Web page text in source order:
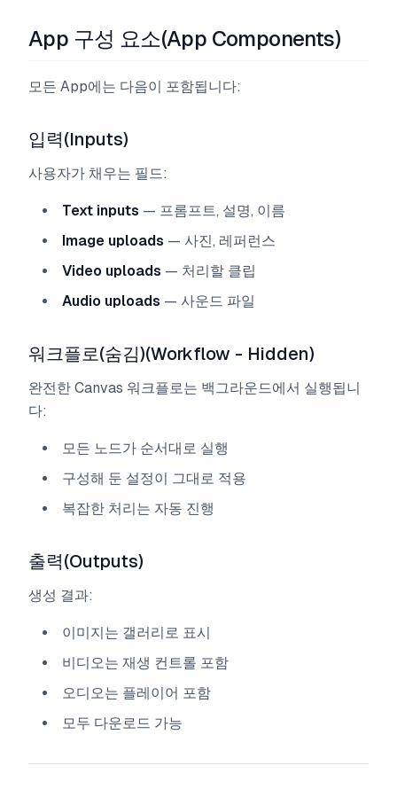
App 구성 요소(App Components)
모든 App에는 다음이 포함됩니다:
입력(Inputs)
사용자가 채우는 필드:
Text inputs — 프롬프트, 설명, 이름
Image uploads — 사진, 레퍼런스
Video uploads — 처리할 클립
Audio uploads — 사운드 파일
워크플로(숨김)(Workflow - Hidden)
완전한 Canvas 워크플로는 백그라운드에서 실행됩니
다:
모든 노드가 순서대로 실행
구성해 둔 설정이 그대로 적용
복잡한 처리는 자동 진행
출력(Outputs)
생성 결과:
이미지는 갤러리로 표시
비디오는 재생 컨트롤 포함
오디오는 플레이어 포함
모두 다운로드 가능